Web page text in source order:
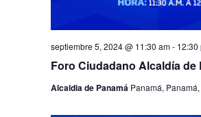
Foro Ciudadano Alcaldía de
septiembre 5, 2024 @ 11:30 am- 12:30
Alcaldia de Panamá Panamá,